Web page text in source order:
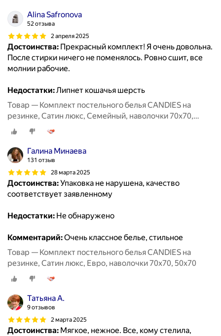
Alina Safronova
52 отзыва
2 апреля 2025
Достоинства: Прекрасный комплект! Я очень довольна.
После стирки ничего не поменялось. Ровно сшит, все
молнии рабочие.
Недостатки:Липнет кошачья шерсть
Товар — Комплект постельного белья CANDIES на
резинке, Сатин люкс, Семейный, наволочки 70x70,
50x70
Галина Минаева
131 отзыв
28 марта 2025
Достоинства:Упаковка не нарушена, качество
соответствует заявленному
Недостатки: Не обнаружено
Комментарий:Очень классное белье, стильное
Товар — Комплект постельного белья CANDIES на
резинке, Сатин люкс, Евро, наволочки 70x70, 50x70
Татьяна А.
9 отзывов
2 марта 2025
Достоинства: Мягкое, нежное. Все, кому стелила,